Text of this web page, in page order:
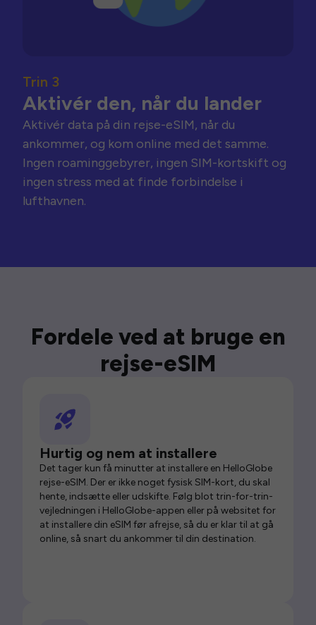
Trin 3
Aktivér den, når du lander
Aktivér data på din rejse-eSIM, når du
ankommer, og kom online med det samme.
Ingen roaminggebyrer, ingen SIM-kortskift og
ingen stress med at finde forbindelse i
lufthavnen.
Fordele ved at bruge en
rejse-eSIM
Hurtig og nem at installere
Det tager kun få minutter at installere en HelloGlobe
rejse-eSIM. Der er ikke noget fysisk SIM-kort, du skal
hente, indsætte eller udskifte. Følg blot trin-for-trin-
vejledningen i HelloGlobe-appen eller på websitet for
at installere din eSIM før afrejse, så du er klar til at gå
online, så snart du ankommer til din destination.